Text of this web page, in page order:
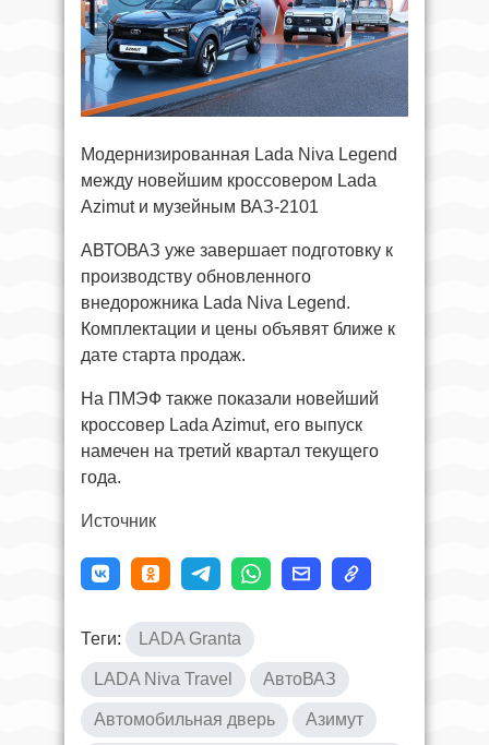
Модернизированная Lada Niva Legend
между новейшим кроссовером Lada
Azimut и музейным ВАЗ-2101
АВТОВАЗ уже завершает подготовку к
производству обновленного
внедорожника Lada Niva Legend.
Комплектации и цены объявят ближе к
дате старта продаж.
На ПМЭФ также показали новейший
кроссовер Lada Azimut, его выпуск
намечен на третий квартал текущего
года.
Источник
Теги: LADA Granta
LADA Niva Travel АвтоВАЗ
Автомобильная дверь Азимут